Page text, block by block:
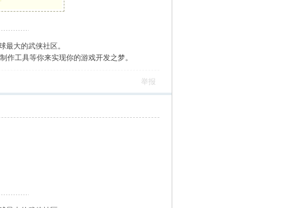
最大的武侠社区。
工具等你来实现你的游戏开发之梦。
举报